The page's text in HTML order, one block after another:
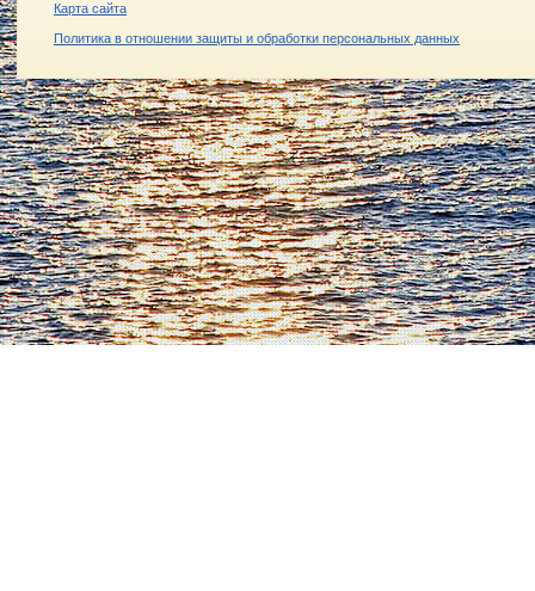
Карта сайта
Политика в отношении защиты и обработки персональных данных